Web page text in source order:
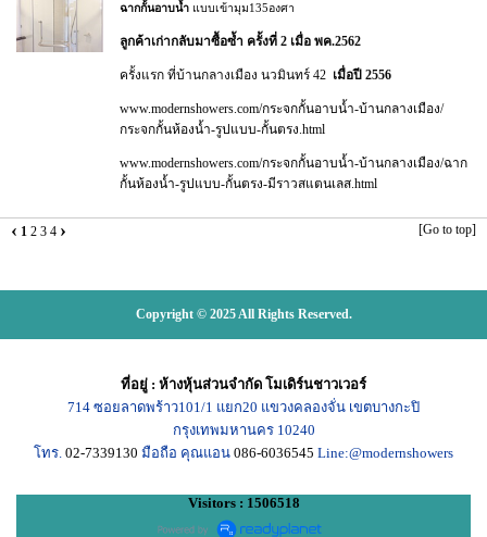
ฉากกั้นอาบน้ำ แบบเข้ามุม135องศา
ลูกค้าเก่ากลับมาซื้อซ้ำ ครั้งที่ 2 เมื่อ พค.2562
ครั้งแรก ที่บ้านกลางเมือง นวมินทร์ 42 เมื่อปี 2556
www.modernshowers.com/กระจกกั้นอาบน้ำ-บ้านกลางเมือง/
กระจกกั้นห้องน้ำ-รูปแบบ-กั้นตรง.html
www.modernshowers.com/กระจกกั้นอาบน้ำ-บ้านกลางเมือง/ฉาก
กั้นห้องน้ำ-รูปแบบ-กั้นตรง-มีราวสแตนเลส.html
‹ 1 2 3 4 › [Go to top]
Copyright © 2025 All Rights Reserved.
ที่อยู่ : ห้างหุ้นส่วนจำกัด โมเดิร์นชาวเวอร์
714 ซอยลาดพร้าว101/1 แยก20 แขวงคลองจั่น เขตบางกะปิ
กรุงเทพมหานคร 10240
โทร. 02-7339130 มือถือ คุณแอน 086-6036545 Line:@modernshowers
Visitors : 1506518